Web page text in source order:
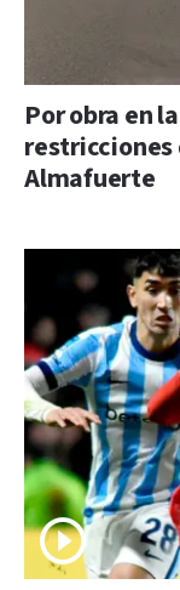
Por obra en
Almafuerte